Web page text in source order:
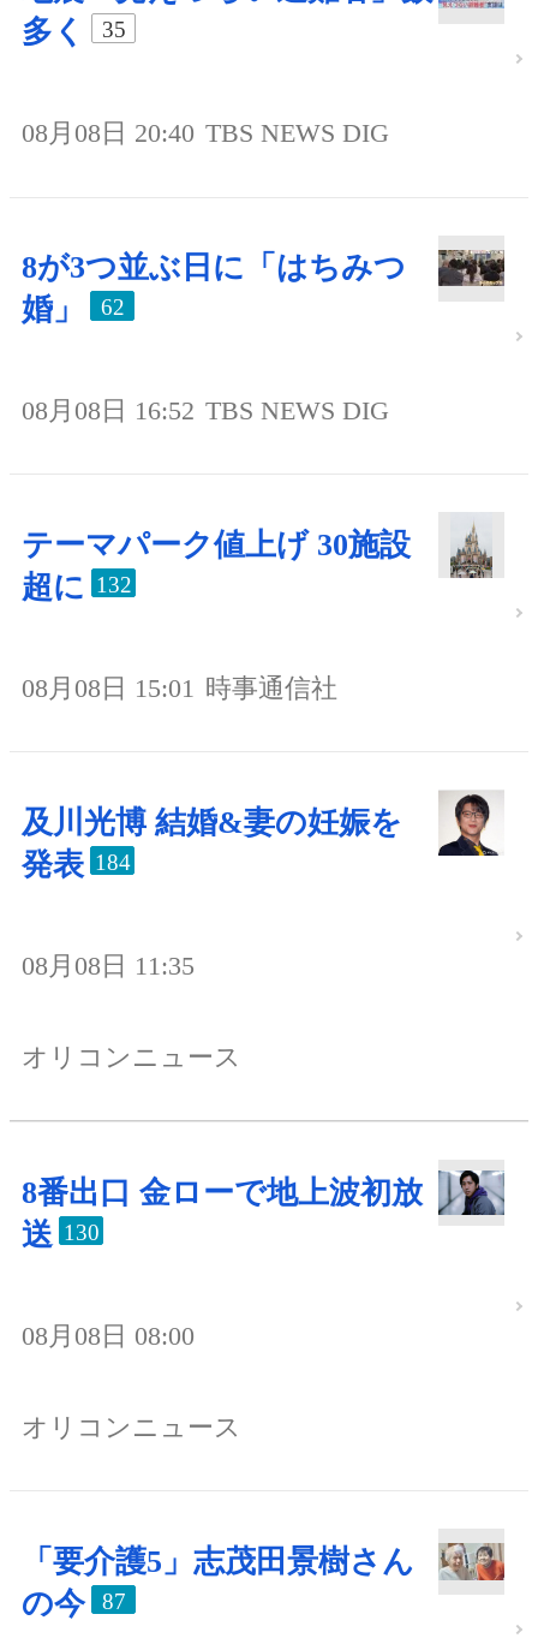
多く
35
08月08日 20:40 TBS NEWS DIG
8が3つ並ぶ日に「はちみつ
婚」
62
08月08日 16:52 TBS NEWS DIG
テーマパーク値上げ 30施設
超に 132
08月08日 15:01 時事通信社
及川光博 結婚&妻の妊娠を
発表 184
08月08日 11:35
オリコンニュース
8番出口 金ローで地上波初放
送 130
08月08日 08:00
オリコンニュース
「要介護5」志茂田景樹さん
の今
87